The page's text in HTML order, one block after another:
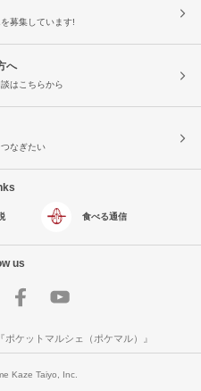
募集しています!
へ
はこちらから
なぎたい
食べる通信
us
ケットマルシェ（ポケマル）』
Kaze Taiyo, Inc.